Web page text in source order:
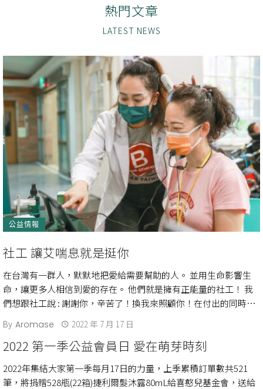
熱門文章
公益情報
社工 讓艾喘息就是挺你
在台灣有一群人，默默地把愛給需要幫助的人。 並用生命影響生
命，讓更多人相信到愛的存在。 他們就是擁有正能量的社工！ 我
們想跟社工說 : 謝謝你，辛苦了！換我來照顧你！在付出的同時也
By Aromase 2022 年 7 月 17 日
2022 第一季公益會員日 愛在萌芽時刻
2022年集結大家第一季每月17日的力量，上季累積訂單數共521
筆，將捐贈528瓶(22箱)捷利爾髮沐露80mL給喜憨兒基金會，送給